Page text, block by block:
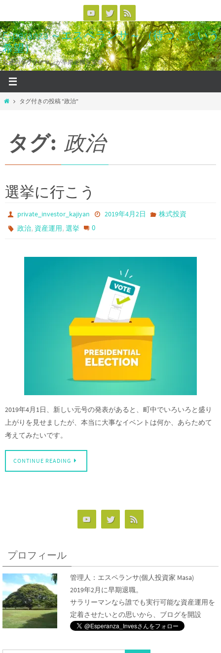
ン
テ
ン
ツ
へ
キ
Esperanza ～エスペランサ～ （待つ、という
希望）
普通のサラリーマンが早期退職を実現
ホ
タグ付きの投稿 "政治"
タグ: 政治
選挙に行こう
private_investor_kajiyan 2019年4月2日
株式投資
政治, 資産運用,選挙 0
2019年4月1日、新しい元号の発表があると、町中でいろいろと盛り
上がりを見せましたが、本当に大事なイベントは何か、あらためて
考えてみたいです。
CONTINUE READING
プロフィール
管理人： エスペランサ(個人投資家 Masa)
2019年2月に早期退職。
サラリーマンなら誰でも実行可能な資産運用を
定着させたいとの思いから、ブログを開設